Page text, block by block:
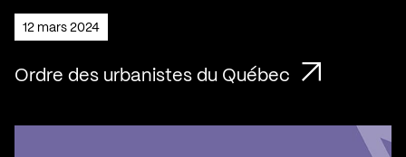
12 mars 2024
Ordre des urbanistes du Québec